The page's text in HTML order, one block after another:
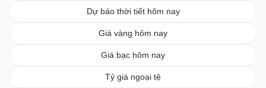
Dự báo thời tiết hôm nay
Giá vàng hôm nay
Giá bạc hôm nay
Tỷ giá ngoại tệ